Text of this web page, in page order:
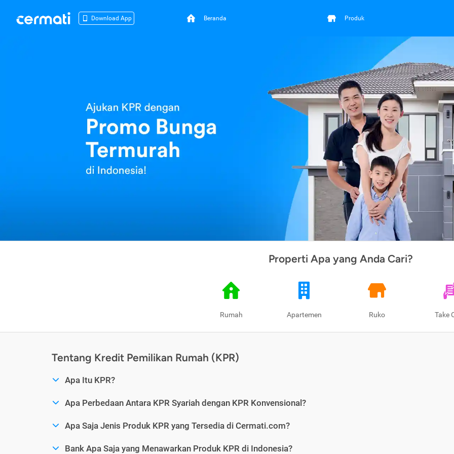
Download App Beranda Produk
Properti Apa yang Anda Cari?
Rumah Apartemen Ruko Take
Tentang Kredit Pemilikan Rumah (KPR)
Apa Itu KPR?
Apa Perbedaan Antara KPR Syariah dengan KPR Konvensional?
Apa Saja Jenis Produk KPR yang Tersedia di Cermati.com?
Bank Apa Saja yang Menawarkan Produk KPR di Indonesia?